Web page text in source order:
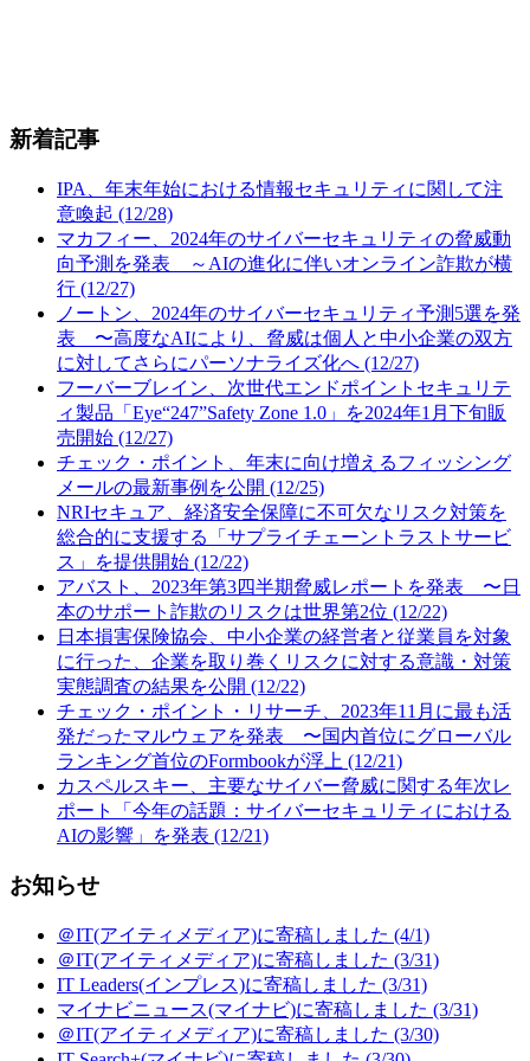
新着記事
IPA、年末年始における情報セキュリティに関して注
意喚起 (12/28)
マカフィー、2024年のサイバーセキュリティの脅威動
向予測を発表 ～AIの進化に伴いオンライン詐欺が横
行 (12/27)
ノートン、2024年のサイバーセキュリティ予測5選を発
表 〜高度なAIにより、脅威は個人と中小企業の双方
に対してさらにパーソナライズ化へ (12/27)
フーバーブレイン、次世代エンドポイントセキュリテ
ィ製品「Eye“247”Safety Zone 1.0」を2024年1月下旬販
売開始 (12/27)
チェック・ポイント、年末に向け増えるフィッシング
メールの最新事例を公開 (12/25)
NRIセキュア、経済安全保障に不可欠なリスク対策を
総合的に支援する「サプライチェーントラストサービ
ス」を提供開始 (12/22)
アバスト、2023年第3四半期脅威レポートを発表 〜日
本のサポート詐欺のリスクは世界第2位 (12/22)
日本損害保険協会、中小企業の経営者と従業員を対象
に行った、企業を取り巻くリスクに対する意識・対策
実態調査の結果を公開 (12/22)
チェック・ポイント・リサーチ、2023年11月に最も活
発だったマルウェアを発表 〜国内首位にグローバル
ランキング首位のFormbookが浮上 (12/21)
カスペルスキー、主要なサイバー脅威に関する年次レ
ポート「今年の話題：サイバーセキュリティにおける
AIの影響」を発表 (12/21)
お知らせ
＠IT(アイティメディア)に寄稿しました (4/1)
＠IT(アイティメディア)に寄稿しました (3/31)
IT Leaders(インプレス)に寄稿しました (3/31)
マイナビニュース(マイナビ)に寄稿しました (3/31)
＠IT(アイティメディア)に寄稿しました (3/30)